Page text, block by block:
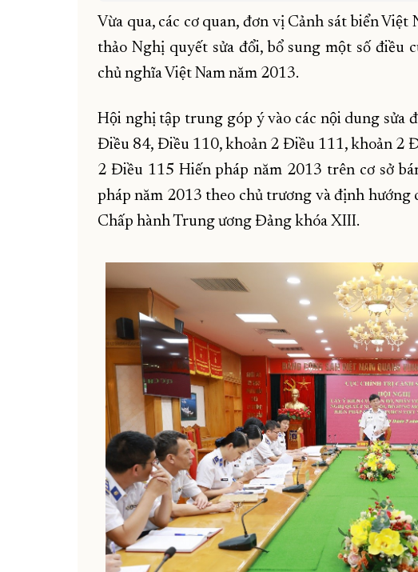
Vừa qua, các cơ quan, đơn vị Cảnh sát biển
thảo Nghị quyết sửa đổi, bổ sung một số điều
chủ nghĩa Việt Nam năm 2013.
Hội nghị tập trung góp ý vào các nội dung sửa
Điều 84, Điều 110, khoản 2 Điều 111, khoản 2
2 Điều 115 Hiến pháp năm 2013 trên cơ sở
pháp năm 2013 theo chủ trương và định
Chấp hành Trung ương Đảng khóa XIII.